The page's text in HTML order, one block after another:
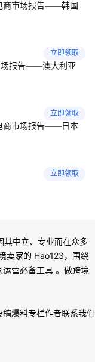
商市场报告——韩国
立即领取
场报告——澳大利亚
立即领取
商市场报告——日本
立即领取
其中立、专业而在众多
卖家的 Hao123，围绕
营必备工具 。做跨境
稿爆料专栏作者联系我们